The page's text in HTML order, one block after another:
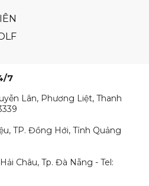
7
Lân, Phương Liệt, Thanh
TP. Đồng Hới, Tỉnh Quảng
Châu, Tp. Đà Nẵng - Tel: